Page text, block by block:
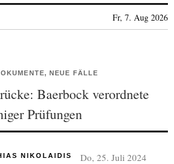
Fr, 7. Aug 2026
NEUE FÄLLE
Baerbock verordnete
Prüfungen
NIKOLAIDIS Do, 25. Juli 2024